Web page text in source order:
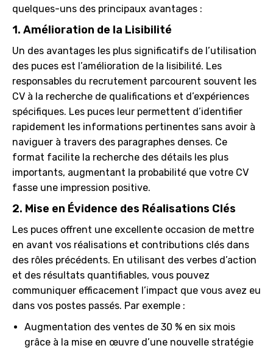
quelques-uns des principaux avantages :
1. Amélioration de la Lisibilité
Un des avantages les plus significatifs de l’utilisation
des puces est l’amélioration de la lisibilité. Les
responsables du recrutement parcourent souvent les
CV à la recherche de qualifications et d’expériences
spécifiques. Les puces leur permettent d’identifier
rapidement les informations pertinentes sans avoir à
naviguer à travers des paragraphes denses. Ce
format facilite la recherche des détails les plus
importants, augmentant la probabilité que votre CV
fasse une impression positive.
2. Mise en Évidence des Réalisations Clés
Les puces offrent une excellente occasion de mettre
en avant vos réalisations et contributions clés dans
des rôles précédents. En utilisant des verbes d’action
et des résultats quantifiables, vous pouvez
communiquer efficacement l’impact que vous avez eu
dans vos postes passés. Par exemple :
Augmentation des ventes de 30 % en six mois
grâce à la mise en œuvre d’une nouvelle stratégie